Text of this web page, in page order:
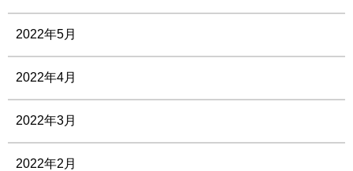
2022年5月
2022年4月
2022年3月
2022年2月